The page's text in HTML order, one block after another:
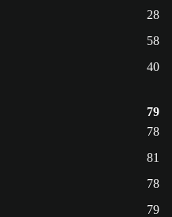
28
58
40
79
78
81
78
79